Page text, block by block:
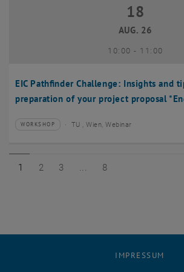
EIC Pathfinder Challenge: Insights and
preparation of your project proposal
18 August 2026
18
AUG. 26
10:00- bis
11:00
Veranstaltungstyp:
WORKSHOP
Veranstaltungsort:TU , Wien, Webinar
Seite 1 von 8
1 Seite 2 von 8
2 Seite 3 von 8
3 Seite 8 von 8
8
IMPRESSUM